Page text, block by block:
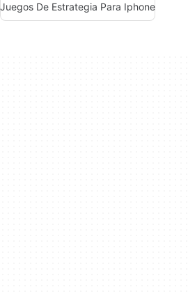
Juegos De Estrategia Para Iphone